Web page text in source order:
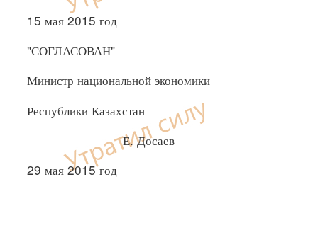
15 мая 2015 год
"СОГЛАСОВАН"
Министр национальной экономики
Республики Казахстан
_____________ Е. Досаев
29 мая 2015 год